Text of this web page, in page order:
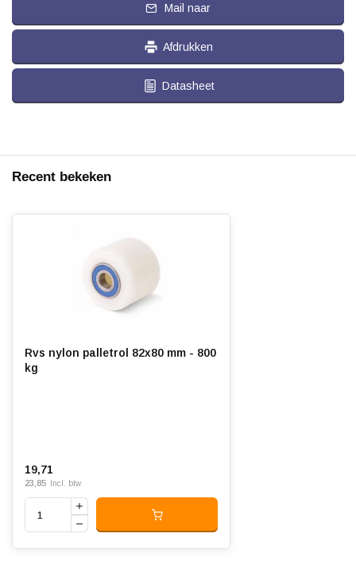
Mail naar
Afdrukken
Datasheet
Recent bekeken
Rvs nylon palletrol 82x80 mm - 800
kg
19,71
23,85 Incl. btw